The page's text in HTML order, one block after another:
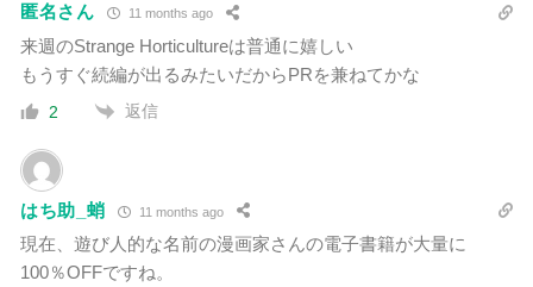
匿名さん 11 months ago
来週のStrange Horticultureは普通に嬉しい
もうすぐ続編が出るみたいだからPRを兼ねてかな
2 返信
はち助_蛸 11 months ago
現在、遊び人的な名前の漫画家さんの電子書籍が大量に
100％OFFですね。